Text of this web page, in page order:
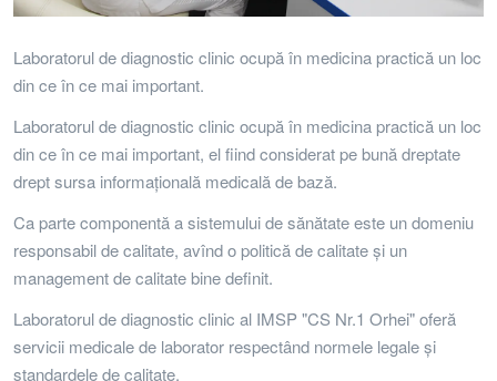
Laboratorul de diagnostic clinic ocupă în medicina practică un loc
din ce în ce mai important.
Laboratorul de diagnostic clinic ocupă în medicina practică un loc
din ce în ce mai important, el fiind considerat pe bună dreptate
drept sursa informaţională medicală de bază.
Ca parte componentă a sistemului de sănătate este un domeniu
responsabil de calitate, avînd o politică de calitate şi un
management de calitate bine definit.
Laboratorul de diagnostic clinic al IMSP "CS Nr.1 Orhei" oferă
servicii medicale de laborator respectând normele legale și
standardele de calitate.